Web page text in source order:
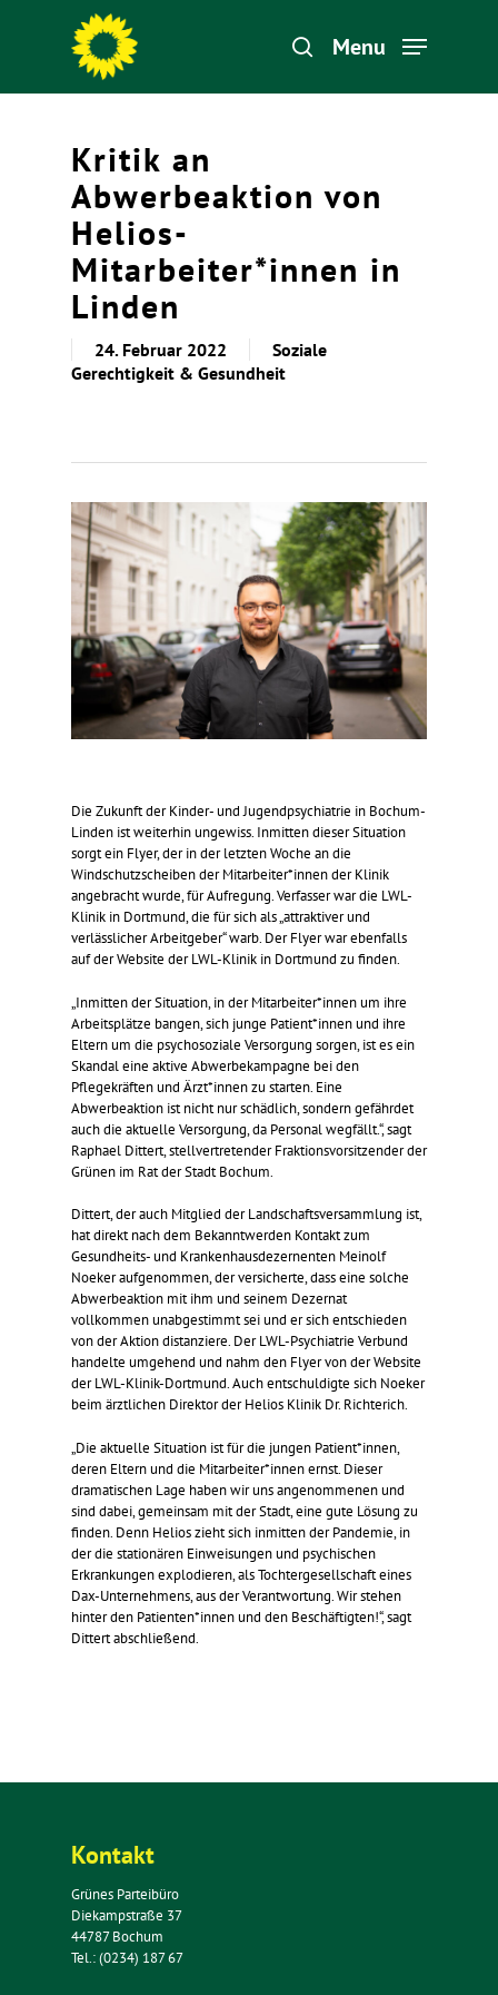
Menu
Kritik an
Abwerbeaktion von
Helios-
Mitarbeiter*innen in
Linden
24. Februar 2022
Soziale
Gerechtigkeit & Gesundheit
Die Zukunft der Kinder- und Jugendpsychiatrie in Bochum-
Linden ist weiterhin ungewiss. Inmitten dieser Situation
sorgt ein Flyer, der in der letzten Woche an die
Windschutzscheiben der Mitarbeiter*innen der Klinik
angebracht wurde, für Aufregung. Verfasser war die LWL-
Klinik in Dortmund, die für sich als „attraktiver und
verlässlicher Arbeitgeber“ warb. Der Flyer war ebenfalls
auf der Website der LWL-Klinik in Dortmund zu finden.
„Inmitten der Situation, in der Mitarbeiter*innen um ihre
Arbeitsplätze bangen, sich junge Patient*innen und ihre
Eltern um die psychosoziale Versorgung sorgen, ist es ein
Skandal eine aktive Abwerbekampagne bei den
Pflegekräften und Ärzt*innen zu starten. Eine
Abwerbeaktion ist nicht nur schädlich, sondern gefährdet
auch die aktuelle Versorgung, da Personal wegfällt.“, sagt
Raphael Dittert, stellvertretender Fraktionsvorsitzender der
Grünen im Rat der Stadt Bochum.
Dittert, der auch Mitglied der Landschaftsversammlung ist,
hat direkt nach dem Bekanntwerden Kontakt zum
Gesundheits- und Krankenhausdezernenten Meinolf
Noeker aufgenommen, der versicherte, dass eine solche
Abwerbeaktion mit ihm und seinem Dezernat
vollkommen unabgestimmt sei und er sich entschieden
von der Aktion distanziere. Der LWL-Psychiatrie Verbund
handelte umgehend und nahm den Flyer von der Website
der LWL-Klinik-Dortmund. Auch entschuldigte sich Noeker
beim ärztlichen Direktor der Helios Klinik Dr. Richterich.
„Die aktuelle Situation ist für die jungen Patient*innen,
deren Eltern und die Mitarbeiter*innen ernst. Dieser
dramatischen Lage haben wir uns angenommenen und
sind dabei, gemeinsam mit der Stadt, eine gute Lösung zu
finden. Denn Helios zieht sich inmitten der Pandemie, in
der die stationären Einweisungen und psychischen
Erkrankungen explodieren, als Tochtergesellschaft eines
Dax-Unternehmens, aus der Verantwortung. Wir stehen
hinter den Patienten*innen und den Beschäftigten!“, sagt
Dittert abschließend.
Kontakt
Grünes Parteibüro
Diekampstraße 37
44787 Bochum
Tel.: (0234) 187 67